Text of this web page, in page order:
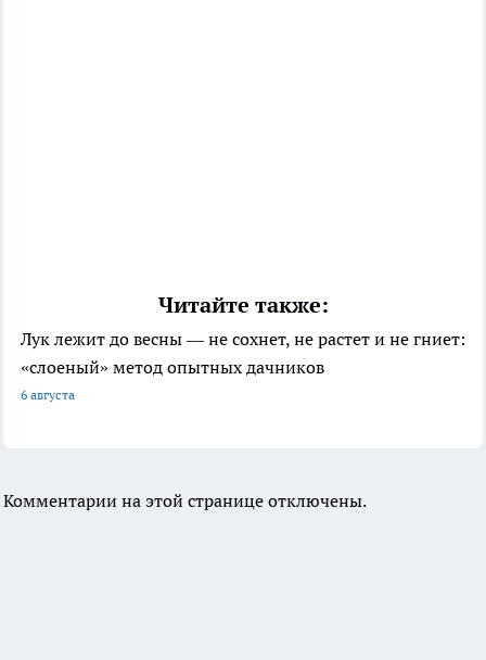
Читайте также:
Лук лежит до весны — не сохнет, не растет и не гниет:
«слоеный» метод опытных дачников
6 августа
Комментарии на этой странице отключены.